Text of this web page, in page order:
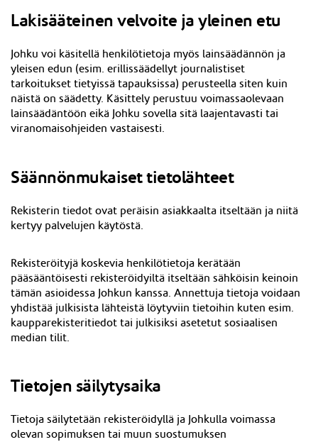
Lakisääteinen velvoite ja yleinen etu
Johku voi käsitellä henkilötietoja myös lainsäädännön ja
yleisen edun (esim. erillissäädellyt journalistiset
tarkoitukset tietyissä tapauksissa) perusteella siten kuin
näistä on säädetty. Käsittely perustuu voimassaolevaan
lainsäädäntöön eikä Johku sovella sitä laajentavasti tai
viranomaisohjeiden vastaisesti.
Säännönmukaiset tietolähteet
Rekisterin tiedot ovat peräisin asiakkaalta itseltään ja niitä
kertyy palvelujen käytöstä.
Rekisteröityjä koskevia henkilötietoja kerätään
pääsääntöisesti rekisteröidyiltä itseltään sähköisin keinoin
tämän asioidessa Johkun kanssa. Annettuja tietoja voidaan
yhdistää julkisista lähteistä löytyviin tietoihin kuten esim.
kaupparekisteritiedot tai julkisiksi asetetut sosiaalisen
median tilit.
Tietojen säilytysaika
Tietoja säilytetään rekisteröidyllä ja Johkulla voimassa
olevan sopimuksen tai muun suostumuksen